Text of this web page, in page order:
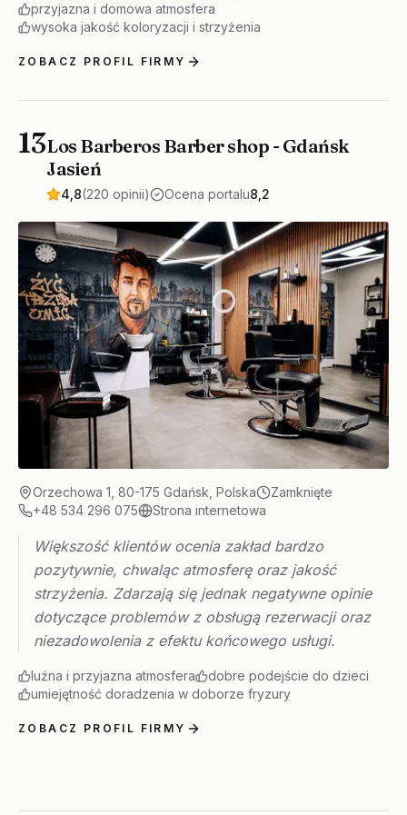
przyjazna i domowa atmosfera
wysoka jakość koloryzacji i strzyżenia
ZOBACZ PROFIL FIRMY
13Los Barberos Barber shop - Gdańsk
Jasień
4,8(220 opinii) Ocena portalu8,2
Orzechowa 1, 80-175 Gdańsk, Polska
Zamknięte
+48 534 296 075
Strona internetowa
Większość klientów ocenia zakład bardzo
pozytywnie, chwaląc atmosferę oraz jakość
strzyżenia. Zdarzają się jednak negatywne opinie
dotyczące problemów z obsługą rezerwacji oraz
niezadowolenia z efektu końcowego usługi.
luźna i przyjazna atmosfera
dobre podejście do dzieci
umiejętność doradzenia w doborze fryzury
ZOBACZ PROFIL FIRMY